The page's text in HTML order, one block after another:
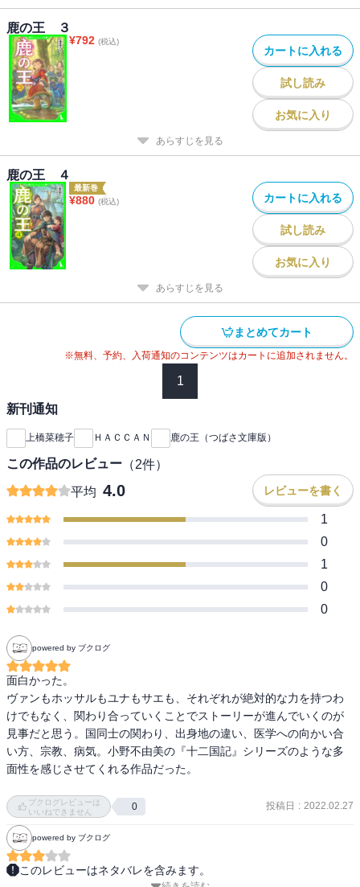
鹿の王 ３
¥792 (税込)
カートに入れる
試し読み
お気に入り
あらすじを見る
鹿の王 ４
最新巻
¥880 (税込) カートに入れる
試し読み
お気に入り
あらすじを見る
まとめてカート
※無料、予約、入荷通知のコンテンツはカートに追加されません。
1
新刊通知
上橋菜穂子 ＨＡＣＣＡＮ 鹿の王（つばさ文庫版）
この作品のレビュー （2件）
平均 4.0 レビューを書く
1
0
1
0
0
powered by ブクログ
面白かった。
ヴァンもホッサルもユナもサエも、それぞれが絶対的な力を持つわ
けでもなく、関わり合っていくことでストーリーが進んでいくのが
見事だと思う。国同士の関わり、出身地の違い、医学への向かい合
い方、宗教、病気。小野不由美の『十二国記』シリーズのような多
面性を感じさせてくれる作品だった。
ブクログレビューは
いいねできません
0 投稿日 : 2022.02.27
powered by ブクログ
このレビューはネタバレを含みます。